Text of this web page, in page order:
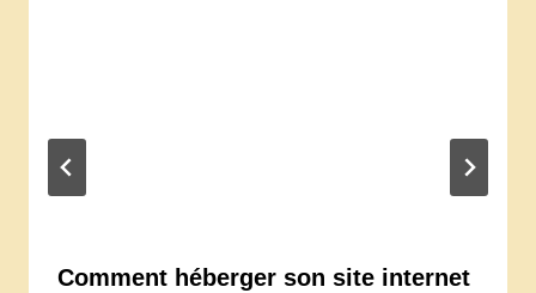
Comment héberger son site internet